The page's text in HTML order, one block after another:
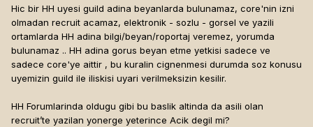
Hic bir HH uyesi guild adina beyanlarda bulunamaz, core'nin izni
olmadan recruit acamaz, elektronik - sozlu - gorsel ve yazili
ortamlarda HH adina bilgi/beyan/roportaj veremez, yorumda
bulunamaz .. HH adina gorus beyan etme yetkisi sadece ve
sadece core'ye aittir , bu kuralin cignenmesi durumda soz konusu
uyemizin guild ile iliskisi uyari verilmeksizin kesilir.
HH Forumlarinda oldugu gibi bu baslik altinda da asili olan
recruit’te yazilan yonerge yeterince Acik degil mi?